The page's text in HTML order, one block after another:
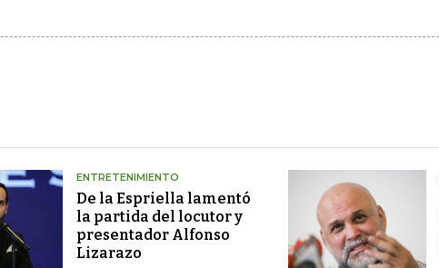
ENTRETENIMIENTO
De la Espriella lamentó
la partida del locutor y
presentador Alfonso
Lizarazo